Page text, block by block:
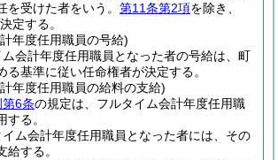
を受けた者をいう。 第11条第2項を除き、
定する。
年度任用職員の号給)
ム会計年度任用職員となった者の号給は、町
る基準に従い任命権者が決定する。
年度任用職員の給料の支給)
6条の規定は、フルタイム会計年度任用職
する。
ム会計年度任用職員となった者には、その
給する。